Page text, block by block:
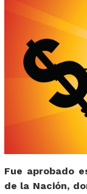
Fue aprobado
de la Nación,